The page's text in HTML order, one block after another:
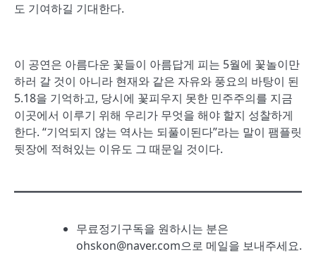
도 기여하길 기대한다.
이 공연은 아름다운 꽃들이 아름답게 피는 5월에 꽃놀이만
하러 갈 것이 아니라 현재와 같은 자유와 풍요의 바탕이 된
5.18을 기억하고, 당시에 꽃피우지 못한 민주주의를 지금
이곳에서 이루기 위해 우리가 무엇을 해야 할지 성찰하게
한다. “기억되지 않는 역사는 되풀이된다”라는 말이 팸플릿
뒷장에 적혀있는 이유도 그 때문일 것이다.
무료정기구독을 원하시는 분은
ohskon@naver.com으로 메일을 보내주세요.